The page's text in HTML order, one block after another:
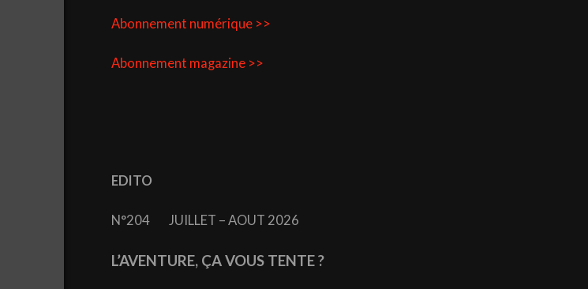
Abonnement numérique >>
Abonnement magazine >>
EDITO
N°204 JUILLET – AOUT 2026
L’AVENTURE, ÇA VOUS TENTE ?